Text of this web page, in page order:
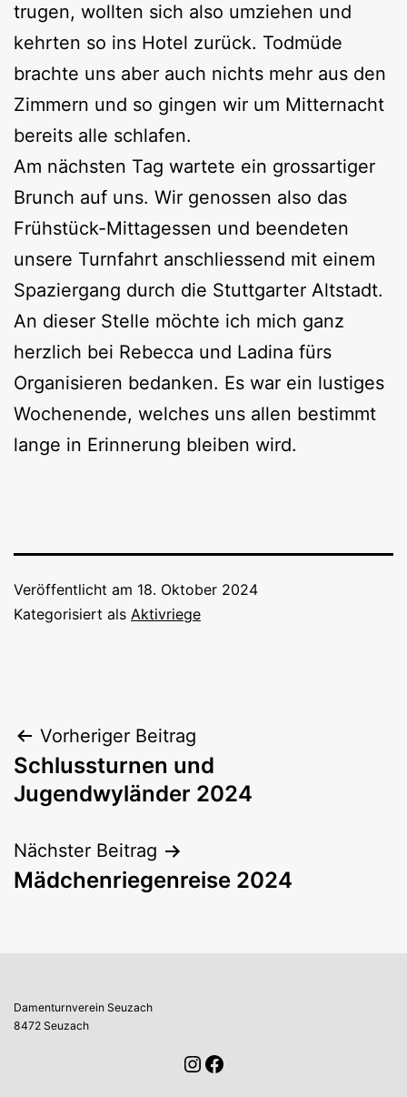
trugen, wollten sich also umziehen und
kehrten so ins Hotel zurück. Todmüde
brachte uns aber auch nichts mehr aus den
Zimmern und so gingen wir um Mitternacht
bereits alle schlafen.
Am nächsten Tag wartete ein grossartiger
Brunch auf uns. Wir genossen also das
Frühstück-Mittagessen und beendeten
unsere Turnfahrt anschliessend mit einem
Spaziergang durch die Stuttgarter Altstadt.
An dieser Stelle möchte ich mich ganz
herzlich bei Rebecca und Ladina fürs
Organisieren bedanken. Es war ein lustiges
Wochenende, welches uns allen bestimmt
lange in Erinnerung bleiben wird.
Veröffentlicht am 18. Oktober 2024
Kategorisiert als Aktivriege
Beitragsnavigation
Vorheriger Beitrag
Schlussturnen und
Jugendwyländer 2024
Nächster Beitrag
Mädchenriegenreise 2024
Damenturnverein Seuzach
8472 Seuzach
Instagram
Facebook